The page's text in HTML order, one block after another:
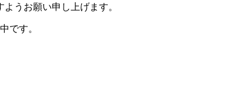
うお願い申し上げます。
です。